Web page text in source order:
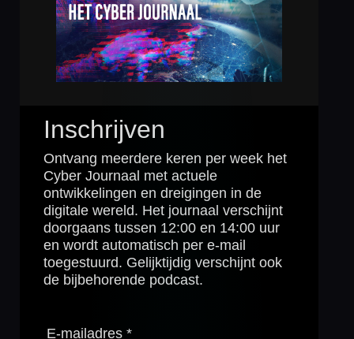
Inschrijven
Ontvang meerdere keren per week het
Cyber Journaal met actuele
ontwikkelingen en dreigingen in de
digitale wereld. Het journaal verschijnt
doorgaans tussen 12:00 en 14:00 uur
en wordt automatisch per e-mail
toegestuurd. Gelijktijdig verschijnt ook
de bijbehorende podcast.
E-mailadres *